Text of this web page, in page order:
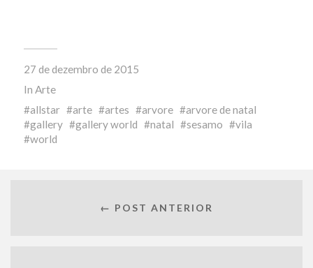
27 de dezembro de 2015
In Arte
allstar
arte artes arvore
arvore de natal
gallery
gallery world natal sesamo
vila
world
← POST ANTERIOR